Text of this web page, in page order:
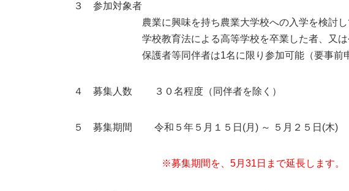
３ 参加対象者
農業に興味を持ち農業大学校への入学を検討して
学校教育法による高等学校を卒業した者、又は令和
保護者等同伴者は1名に限り参加可能（要事前申
４ 募集人数 ３０名程度（同伴者を除く）
５ 募集期間 令和５年５月１５日(月) ～ ５月２５日(木)
※募集期間を、5月31日まで延長します。